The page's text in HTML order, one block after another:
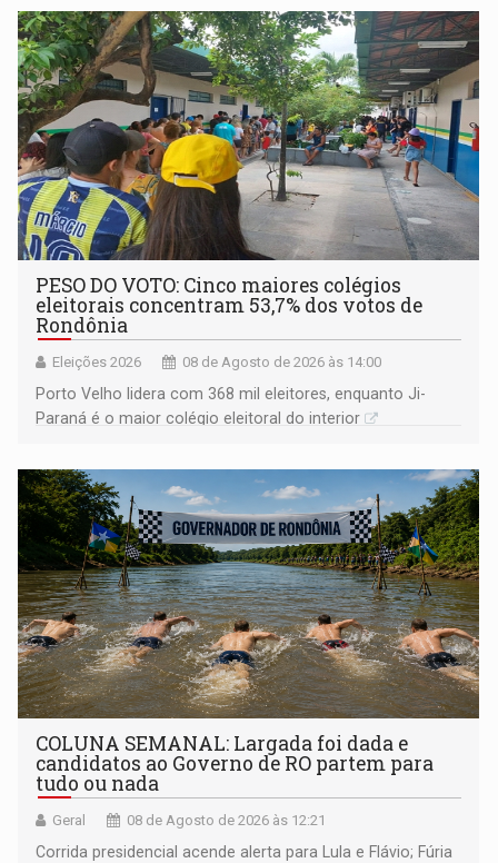
PESO DO VOTO: Cinco maiores colégios
eleitorais concentram 53,7% dos votos de
Rondônia
Eleições 2026 08 de Agosto de 2026 às 14:00
Porto Velho lidera com 368 mil eleitores, enquanto Ji-
Paraná é o maior colégio eleitoral do interior
COLUNA SEMANAL: Largada foi dada e
candidatos ao Governo de RO partem para
tudo ou nada
Geral 08 de Agosto de 2026 às 12:21
Corrida presidencial acende alerta para Lula e Flávio; Fúria